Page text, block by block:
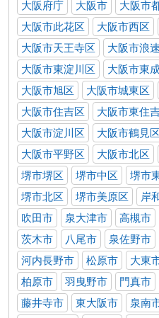
大阪府庁 大阪市 大阪市
大阪市此花区
大阪市西区
大阪市天王寺区
大阪市浪
大阪市東淀川区
大阪市東
大阪市旭区
大阪市城東区
大阪市住吉区
大阪市東住
大阪市淀川区
大阪市鶴見区
大阪市平野区
大阪市北区
堺市堺区
堺市中区 堺市
堺市北区
堺市美原区 岸
吹田市
泉大津市 高槻市
茨木市
八尾市 泉佐野市
河内長野市
松原市 大東
柏原市
羽曳野市 門真市
藤井寺市
東大阪市 泉南